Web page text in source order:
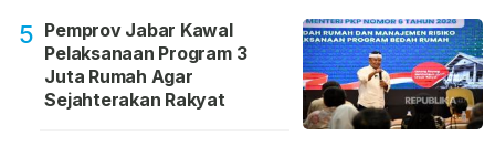
5 Pemprov Jabar Kawal
Pelaksanaan Program 3
Juta Rumah Agar
Sejahterakan Rakyat